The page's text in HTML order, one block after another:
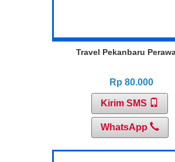
Travel Pekanbaru
Rp 80.000
Kirim SMS
WhatsApp